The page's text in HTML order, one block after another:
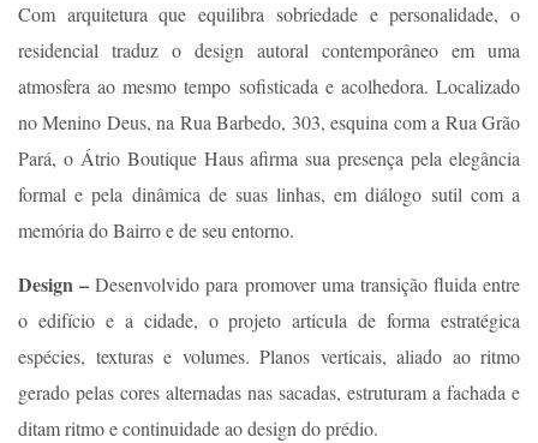
Com arquitetura que equilibra sobriedade e personalidade, o
residencial traduz o design autoral contemporâneo em uma
atmosfera ao mesmo tempo sofisticada e acolhedora. Localizado
no Menino Deus, na Rua Barbedo, 303, esquina com a Rua Grão
Pará, o Átrio Boutique Haus afirma sua presença pela elegância
formal e pela dinâmica de suas linhas, em diálogo sutil com a
memória do Bairro e de seu entorno.
Design – Desenvolvido para promover uma transição fluida entre
o edifício e a cidade, o projeto articula de forma estratégica
espécies, texturas e volumes. Planos verticais, aliado ao ritmo
gerado pelas cores alternadas nas sacadas, estruturam a fachada e
ditam ritmo e continuidade ao design do prédio.